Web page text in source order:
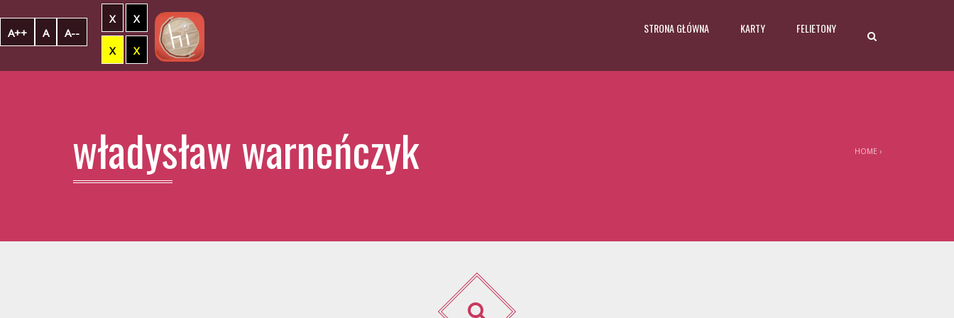
A++ A A--
X X
X X
STRONA GŁÓWNA KARTY FELIETONY
władysław warneńczyk HOME ›